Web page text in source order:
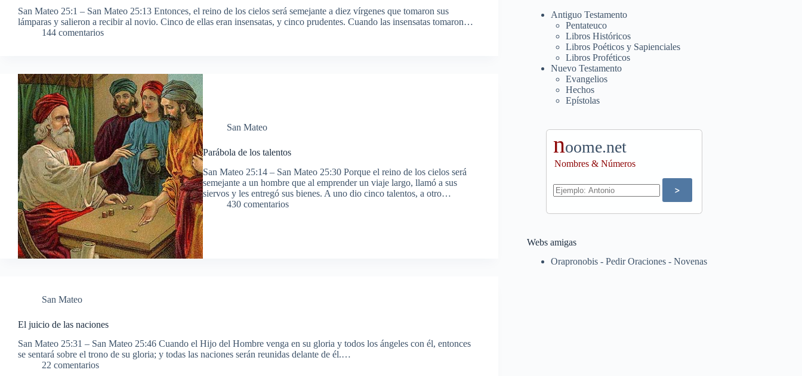
San Mateo 25:1 – San Mateo 25:13 Entonces, el reino de los cielos será semejante a diez vírgenes que tomaron sus
lámparas y salieron a recibir al novio. Cinco de ellas eran insensatas, y cinco prudentes. Cuando las insensatas tomaron…
144 comentarios
San Mateo
Parábola de los talentos
San Mateo 25:14 – San Mateo 25:30 Porque el reino de los cielos será
semejante a un hombre que al emprender un viaje largo, llamó a sus
siervos y les entregó sus bienes. A uno dio cinco talentos, a otro…
430 comentarios
San Mateo
El juicio de las naciones
San Mateo 25:31 – San Mateo 25:46 Cuando el Hijo del Hombre venga en su gloria y todos los ángeles con él, entonces
se sentará sobre el trono de su gloria; y todas las naciones serán reunidas delante de él.…
22 comentarios
Antiguo Testamento
Pentateuco
Libros Históricos
Libros Poéticos y Sapienciales
Libros Proféticos
Nuevo Testamento
Evangelios
Hechos
Epístolas
noome.net
Nombres & Números
Webs amigas
Orapronobis - Pedir Oraciones - Novenas